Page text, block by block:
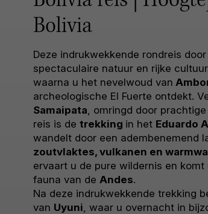
Bolivia
Deze indrukwekkende rondreis
spectaculaire natuur en rijke
waarna u het nevelwoud van
archeologische El Fuerte ontdekt.
Samaipata , omringd door
reis is de trekking in het Eduardo
wandelt door een adembenemend
zoutvlaktes, vulkanen en
ervaart u de pure wildernis en
fauna van de Andes.
Na deze indrukwekkende trekking
van Uyuni , waar u overnacht in